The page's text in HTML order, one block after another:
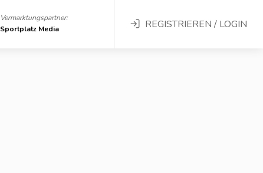
Vermarktungspartner:
Sportplatz Media
REGISTRIEREN / LOGIN